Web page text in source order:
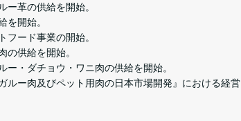
ー革の供給を開始。
を開始。
フード事業の開始。
の供給を開始。
・ダチョウ・ワニ肉の供給を開始。
ルー肉及びペット用肉の日本市場開発』における経営